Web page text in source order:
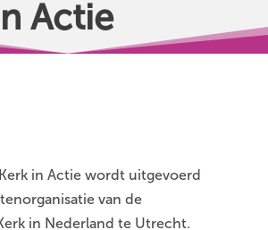
Actie
in Actie wordt uitgevoerd
van de
in Nederland te Utrecht.